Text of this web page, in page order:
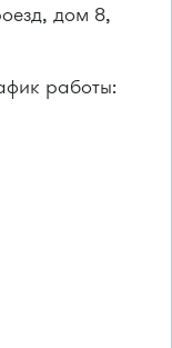
дом 8,
работы: